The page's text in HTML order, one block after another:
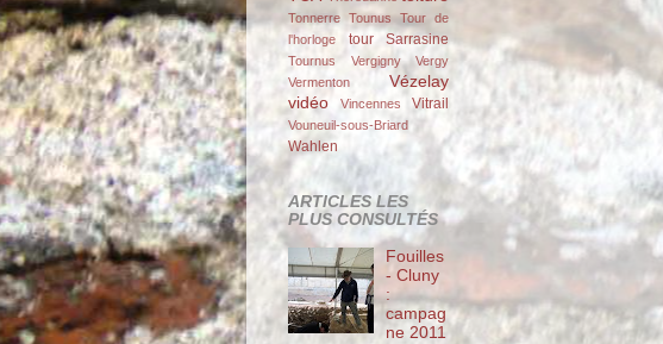
Tonnerre Tounus Tour de
l'horloge
tour Sarrasine
Tournus Vergigny
Vergy
Vermenton
Vézelay
vidéo
Vincennes Vitrail
Vouneuil-sous-Briard
Wahlen
ARTICLES LES
PLUS CONSULTÉS
Fouilles
- Cluny
:
campag
ne 2011